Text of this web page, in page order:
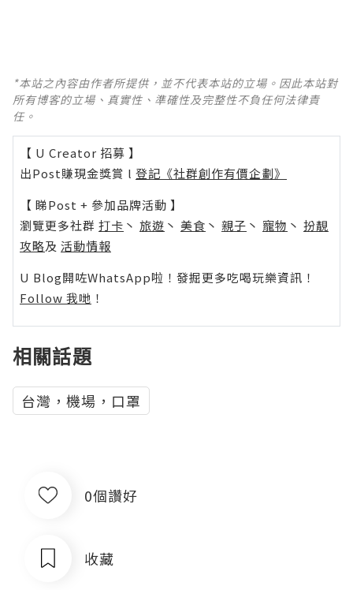
*本站之內容由作者所提供，並不代表本站的立場。因此本站對
所有博客的立場、真實性、準確性及完整性不負任何法律責
任。
【 U Creator 招募 】
出Post賺現金獎賞 l 登記《社群創作有價企劃》
【 睇Post + 參加品牌活動 】
瀏覽更多社群 打卡 丶 旅遊 丶 美食 丶 親子 丶 寵物 丶 扮靚
攻略及 活動情報
U Blog開咗WhatsApp啦！發掘更多吃喝玩樂資訊！
Follow 我哋 ！
相關話題
台灣，機場，口罩
0個讚好
收藏